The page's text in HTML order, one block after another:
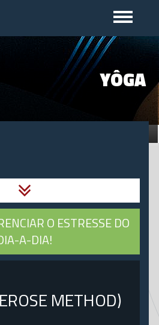
YÔGA
FUNCIONAL
DE FUTEBOL AMÉRICA
O ESTRESSE DO
A-DIA!
METHOD)